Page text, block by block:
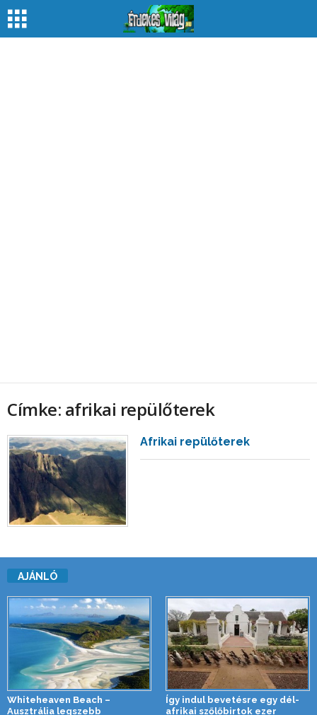
Címke: afrikai repülőterek
Afrikai repülőterek
AJÁNLÓ
Whiteheaven Beach –
Ausztrália legszebb
Így indul bevetésre egy dél-
afrikai szőlőbirtok ezer